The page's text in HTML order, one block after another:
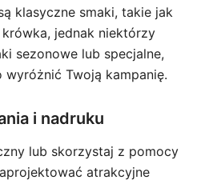
klasyczne smaki, takie jak
jednak niektórzy
sezonowe lub specjalne,
Twoją kampanię.
i nadruku
lub skorzystaj z pomocy
atrakcyjne